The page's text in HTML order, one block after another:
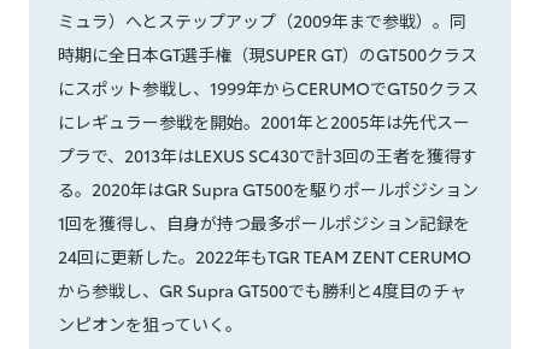
ミュラ）へとステップアップ（2009年まで参戦）。同
時期に全日本GT選手権（現SUPER GT）のGT500クラス
にスポット参戦し、1999年からCERUMOでGT50クラス
にレギュラー参戦を開始。2001年と2005年は先代スー
プラで、2013年はLEXUS SC430で計3回の王者を獲得す
る。2020年はGR Supra GT500を駆りポールポジション
1回を獲得し、自身が持つ最多ポールポジション記録を
24回に更新した。2022年もTGR TEAM ZENT CERUMO
から参戦し、GR Supra GT500でも勝利と4度目のチャ
ンピオンを狙っていく。